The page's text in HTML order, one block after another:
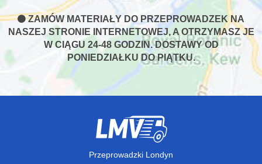
ZAMÓW MATERIAŁY DO PRZEPROWADZEK NA
NASZEJ STRONIE INTERNETOWEJ, A OTRZYMASZ JE
W CIĄGU 24-48 GODZIN. DOSTAWY OD
PONIEDZIAŁKU DO PIĄTKU.
Przeprowadzki Londyn